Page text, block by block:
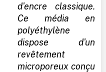
d'encre classique.
Ce média en
polyéthylène
dispose d'un
revêtement
microporeux conçu